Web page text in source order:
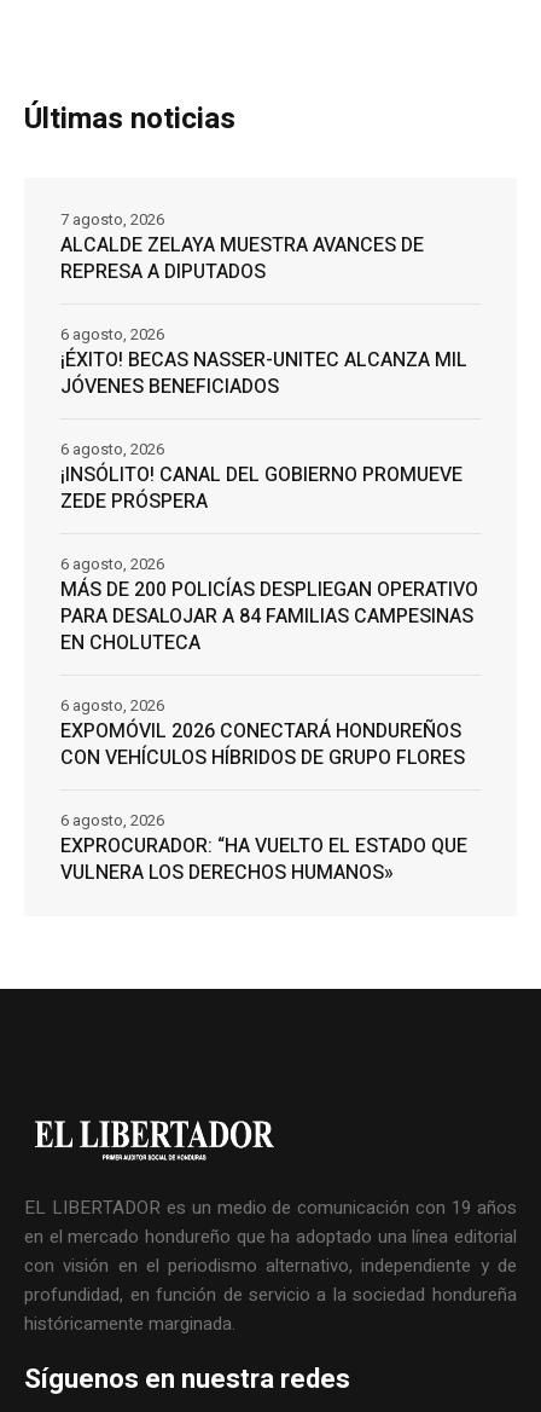
Últimas noticias
ALCALDE ZELAYA MUESTRA AVANCES DE
REPRESA A DIPUTADOS
7 agosto, 2026
¡ÉXITO! BECAS NASSER-UNITEC ALCANZA MIL
JÓVENES BENEFICIADOS
6 agosto, 2026
¡INSÓLITO! CANAL DEL GOBIERNO PROMUEVE
ZEDE PRÓSPERA
6 agosto, 2026
MÁS DE 200 POLICÍAS DESPLIEGAN OPERATIVO
PARA DESALOJAR A 84 FAMILIAS CAMPESINAS
EN CHOLUTECA
6 agosto, 2026
EXPOMÓVIL 2026 CONECTARÁ HONDUREÑOS
CON VEHÍCULOS HÍBRIDOS DE GRUPO FLORES
6 agosto, 2026
EXPROCURADOR: “HA VUELTO EL ESTADO QUE
VULNERA LOS DERECHOS HUMANOS»
6 agosto, 2026
EL LIBERTADOR es un medio de comunicación con 19 años
en el mercado hondureño que ha adoptado una línea editorial
con visión en el periodismo alternativo, independiente y de
profundidad, en función de servicio a la sociedad hondureña
históricamente marginada.
Síguenos en nuestra redes